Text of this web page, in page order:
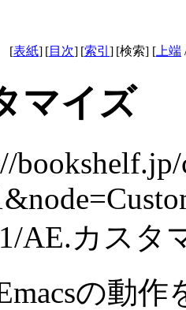
[表紙] [目次] [索引 ] [検索] [ 上端
マイズ
AE.カス
の動